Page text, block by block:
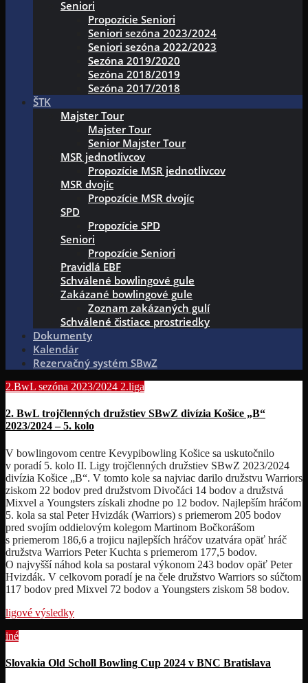
Seniori
Propozície Seniori
Seniori sezóna 2023/2024
Seniori sezóna 2022/2023
Sezóna 2019/2020
Sezóna 2018/2019
Sezóna 2017/2018
ŠTK
Majster Tour
Majster Tour
Senior Majster Tour
MSR jednotlivcov
Propozície MSR jednotlivcov
MSR dvojíc
Propozície MSR dvojíc
SPD
Propozície SPD
Seniori
Propozície Seniori
Pravidlá EBF
Schválené bowlingové gule
Zakázané bowlingové gule
Zoznam zakázaných gulí
Schválené čistiace prostriedky
Dokumenty
Kalendár
Rezervačný systém SBwZ
2.BwL sezóna 2023/2024 2.liga
2. BwL trojčlenných družstiev SBwZ divízia Košice „B“
2023/2024 – 5. kolo
V bowlingovom centre Kevypibowling Košice sa uskutočnilo
v poradí 5. kolo II. Ligy trojčlenných družstiev SBwZ 2023/2024
divízia Košice „B“. V tomto kole sa najviac darilo družstvu Warriors
ziskom 22 bodov pred družstvom Divočáci 14 bodov a družstvá
Mixvel a Youngsters získali zhodne po 12 bodov. Najlepším hráčom
5. kola sa stal Peter Hvizdák (Warriors) s priemerom 205 bodov
pred svojím oddielovým kolegom Martinom Bočkorášom
s priemerom 186,6 a trojicu najlepších hráčov uzatvára opäť hráč
družstva Warriors Peter Kuchta s priemerom 177,5 bodov.
O najvyšší náhod kola sa postaral výkonom 243 bodov opäť Peter
Hvizdák. V celkovom poradí je na čele družstvo Warriors so súčtom
117 bodov pred Mixvel 72 bodov a Youngsters ziskom 58 bodov.
ligové výsledky
iné
Slovakia Old Scholl Bowling Cup 2024 v BNC Bratislava